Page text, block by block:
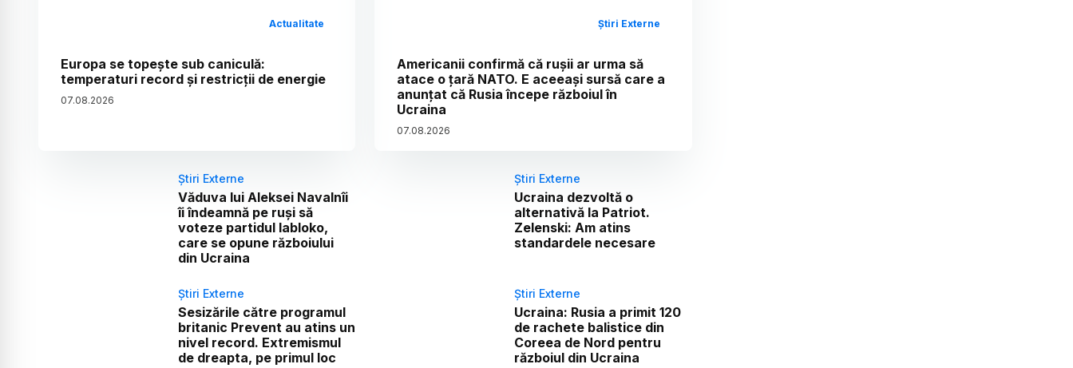
Actualitate
Europa se topește sub caniculă:
temperaturi record și restricții de energie
07.08.2026
Știri Externe
Americanii confirmă că rușii ar urma să
atace o țară NATO. E aceeași sursă care a
anunțat că Rusia începe războiul în
Ucraina
07.08.2026
Știri Externe
Văduva lui Aleksei Navalnîi
îi îndeamnă pe ruși să
voteze partidul Iabloko,
care se opune războiului
din Ucraina
Știri Externe
Ucraina dezvoltă o
alternativă la Patriot.
Zelenski: Am atins
standardele necesare
Știri Externe
Sesizările către programul
britanic Prevent au atins un
nivel record. Extremismul
de dreapta, pe primul loc
Știri Externe
Ucraina: Rusia a primit 120
de rachete balistice din
Coreea de Nord pentru
războiul din Ucraina